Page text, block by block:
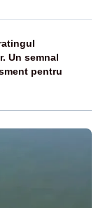
Un semnal
pentru